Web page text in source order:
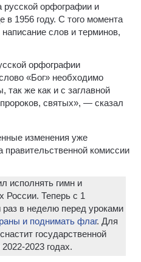
орфографии и
1956 году. С того момента
слов и терминов,
орфографии
«Бог» необходимо
так же как и с заглавной
святых», — сказал
изменения уже
комиссии
исполнять гимн и
России. Теперь с 1
раз в неделю перед уроками
и поднимать флаг. Для
государственной
2023 годах.